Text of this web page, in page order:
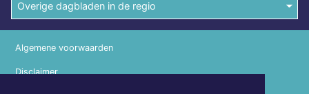
Overige dagbladen in de regio
Algemene voorwaarden
Disclaimer